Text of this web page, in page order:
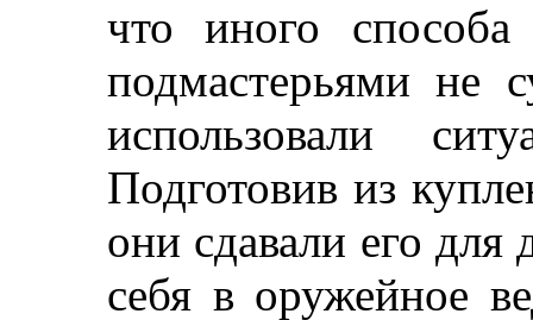
что иного
подмастерьями не
использовали
Подготовив из
они сдавали его
себя в оружейное